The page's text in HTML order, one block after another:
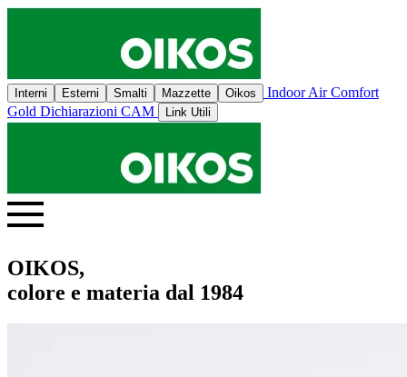
Interni Esterni Smalti Mazzette Oikos
Indoor Air Comfort
Gold Dichiarazioni CAM Link Utili
OIKOS,
colore e materia dal 1984